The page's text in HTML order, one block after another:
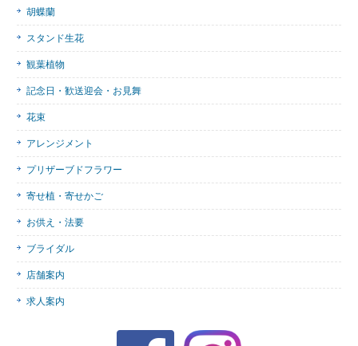
胡蝶蘭
スタンド生花
観葉植物
記念日・歓送迎会・お見舞
花束
アレンジメント
プリザーブドフラワー
寄せ植・寄せかご
お供え・法要
ブライダル
店舗案内
求人案内